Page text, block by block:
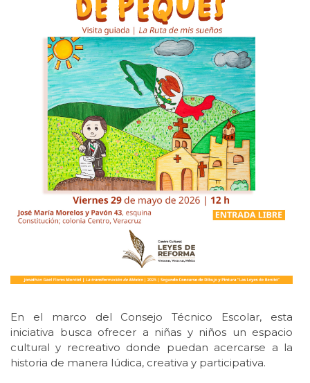
En el marco del Consejo Técnico Escolar, esta
iniciativa busca ofrecer a niñas y niños un espacio
cultural y recreativo donde puedan acercarse a la
historia de manera lúdica, creativa y participativa.